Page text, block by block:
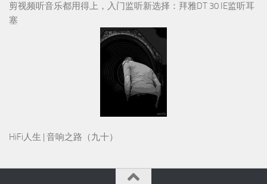
剪视频听音乐都用得上，入门监听新选择：拜雅DT 30 IE监听耳
塞
HiFi人生 | 音响之路（九十）